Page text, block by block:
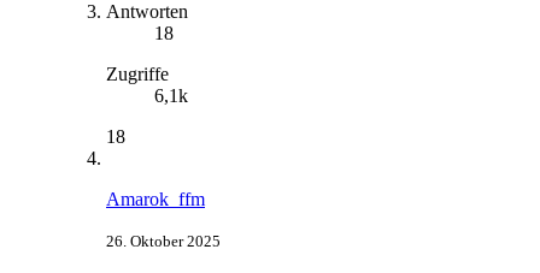
Antworten
18
Zugriffe
6,1k
18
Amarok_ffm
26. Oktober 2025